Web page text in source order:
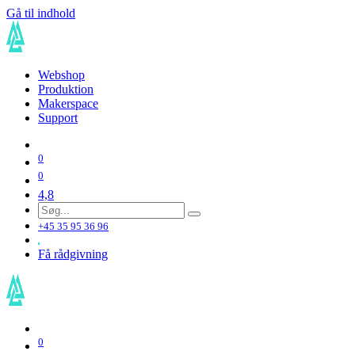
Gå til indhold
Webshop
Produktion
Makerspace
Support
0
0
4,8
+45 35 95 36 96
Få rådgivning
0